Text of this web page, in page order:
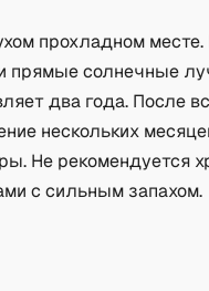
прохладном
прямые солнечные
два года. После
нескольких
Не рекомендуется
с сильным запахом.